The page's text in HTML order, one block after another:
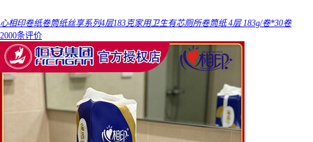
心相印卷纸卷筒纸丝享系列4层183克家用卫生有芯厕所卷筒纸 4层 183g/卷*30卷
2000条评价